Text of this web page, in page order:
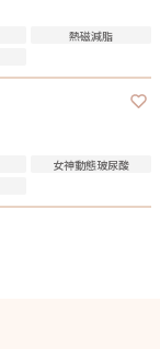
熱磁減脂
女神動態玻尿酸